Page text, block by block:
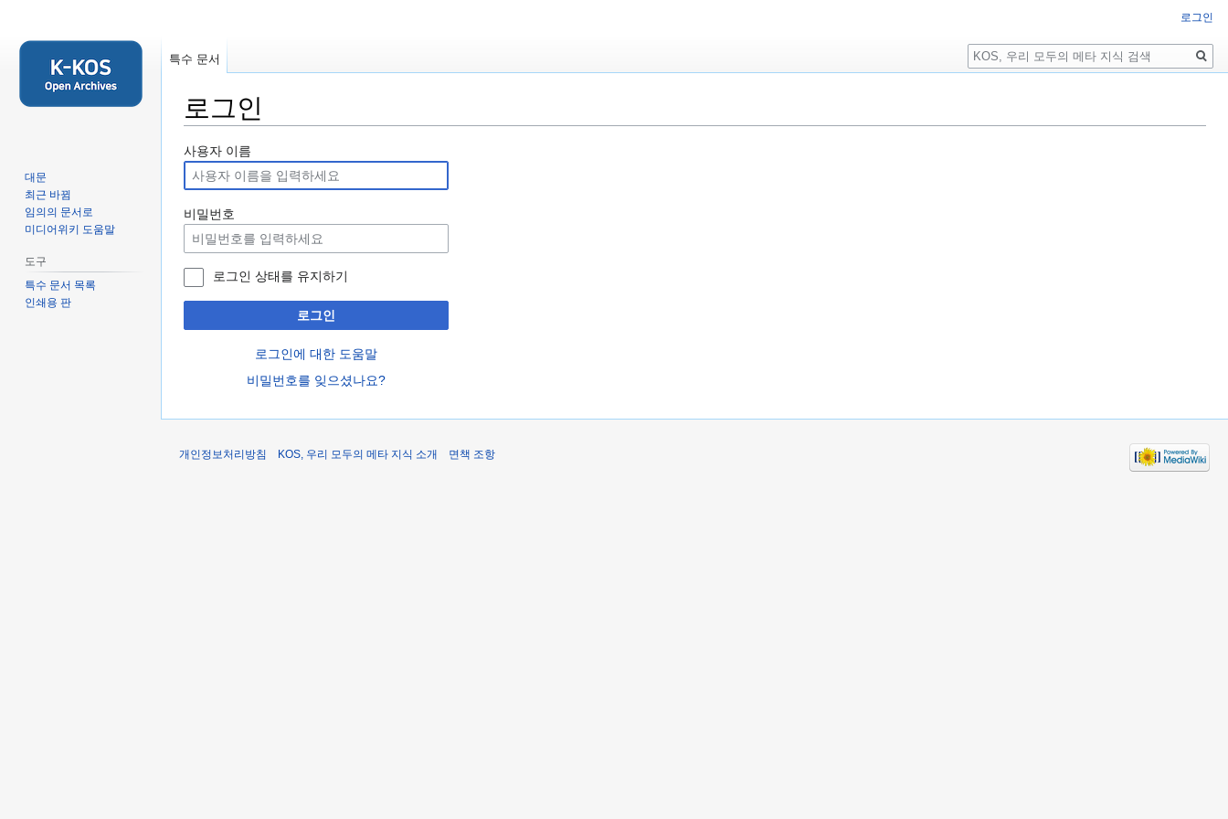
로그인
둘
러
보
기
로
가
기
검
색
하
러
가
기
사용자 이름
비밀번호
로그인 상태를 유지하기
로그인
로그인에 대한 도움말
비밀번호를 잊으셨나요?
로그인
특수 문서
검
색
대문
최근 바뀜
임의의 문서로
미디어위키 도움말
도구
특수 문서 목록
인쇄용 판
개인정보처리방침 KOS, 우리 모두의 메타 지식 소개 면책 조항